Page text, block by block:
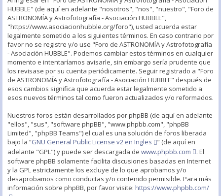
HUBBLE" (de aquí en adelante "nosotros", "nos", "nuestro", "Foro de
ASTRONOMÍA y Astrofotografía - Asociación HUBBLE",
"https://www.asociacionhubble.org/foro"), usted acuerda estar
legalmente sometido a los siguientes términos. En caso contrario por
favor no se registre y/o use "Foro de ASTRONOMÍA y Astrofotografía
- Asociación HUBBLE". Podemos cambiar estos términos en cualquier
momento e intentaríamos avisarle, sin embargo sería prudente que
los revisase por su cuenta periódicamente. Seguir registrado a "Foro
de ASTRONOMÍA y Astrofotografía - Asociación HUBBLE" después de
esos cambios significa que acuerda estar legalmente sometido a
esos nuevos términos tal como fueron actualizados y/o reformados.
Nuestros foros están desarrollados por phpBB (de aquí en adelante
"ellos", "sus", "software phpBB", "www.phpbb.com", "phpBB
Limited", "phpBB Teams") el cual es una solución de foros liberada
bajo la “GNU General Public License v2 en Ingles
” (de aquí en
adelante "GPL") y puede ser descargada de www.phpbb.com
. El
software phpBB solamente facilita discusiones basadas en Internet
y la GPL estrictamente los excluye de lo que aprobamos y/o
desaprobamos como conductas y/o contenido permisible. Para más
información sobre phpBB, por favor visite: https://www.phpbb.com/